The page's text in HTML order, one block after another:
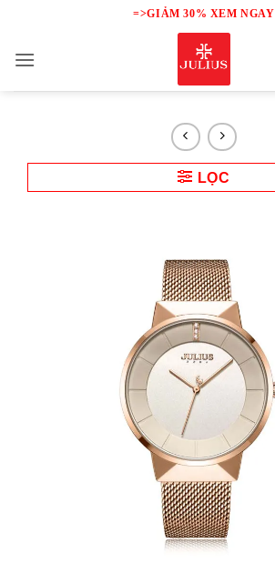
content
=>GIẢM 30% XEM NGAY
LỌC